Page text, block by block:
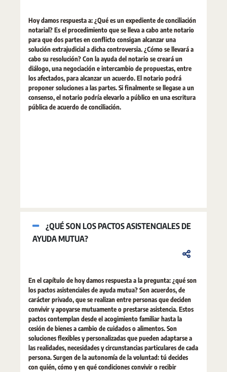
Hoy damos respuesta a: ¿Qué es un expediente de conciliación
notarial? Es el procedimiento que se lleva a cabo ante notario
para que dos partes en conflicto consigan alcanzar una
solución extrajudicial a dicha controversia. ¿Cómo se llevará a
cabo su resolución? Con la ayuda del notario se creará un
diálogo, una negociación e intercambio de propuestas, entre
los afectados, para alcanzar un acuerdo. El notario podrá
proponer soluciones a las partes. Si finalmente se llegase a un
consenso, el notario podría elevarlo a público en una escritura
pública de acuerdo de conciliación.
¿QUÉ SON LOS PACTOS ASISTENCIALES DE
AYUDA MUTUA?
En el capítulo de hoy damos respuesta a la pregunta: ¿qué son
los pactos asistenciales de ayuda mutua? Son acuerdos, de
carácter privado, que se realizan entre personas que deciden
convivir y apoyarse mutuamente o prestarse asistencia. Estos
pactos contemplan desde el acogimiento familiar hasta la
cesión de bienes a cambio de cuidados o alimentos. Son
soluciones flexibles y personalizadas que pueden adaptarse a
las realidades, necesidades y circunstancias particulares de cada
persona. Surgen de la autonomía de la voluntad: tú decides
con quién, cómo y en qué condiciones convivir o recibir